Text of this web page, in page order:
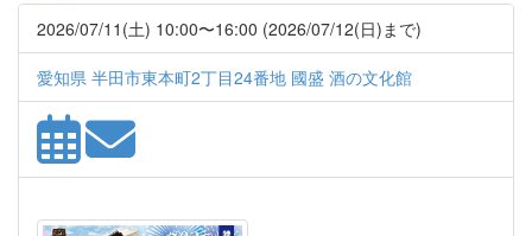
2026/07/11(土) 10:00〜16:00 (2026/07/12(日)まで)
愛知県 半田市東本町2丁目24番地 國盛 酒の文化館